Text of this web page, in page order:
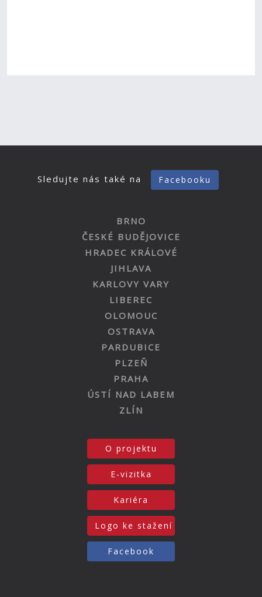
Sledujte nás také na Facebooku
BRNO
ČESKÉ BUDĚJOVICE
HRADEC KRÁLOVÉ
JIHLAVA
KARLOVY VARY
LIBEREC
OLOMOUC
OSTRAVA
PARDUBICE
PLZEŇ
PRAHA
ÚSTÍ NAD LABEM
ZLÍN
O projektu
E-vizitka
Kariéra
Logo ke stažení
Facebook